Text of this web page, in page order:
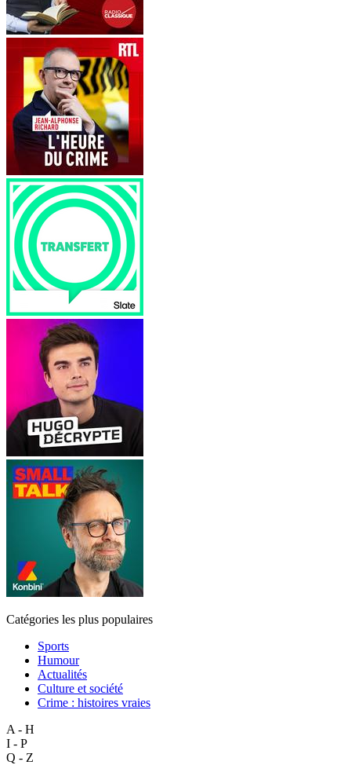
Catégories les plus populaires
Sports
Humour
Actualités
Culture et société
Crime : histoires vraies
A - H
I - P
Q - Z